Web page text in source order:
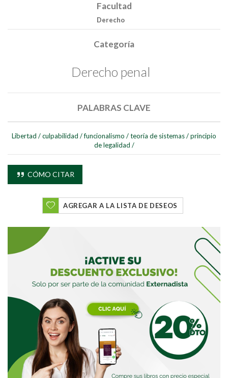
Facultad
Derecho
Categoría
Derecho penal
PALABRAS CLAVE
Libertad /culpabilidad /funcionalismo /teoría de sistemas/principio
de legalidad /
CÓMO CITAR
AGREGAR A LA LISTA DE DESEOS